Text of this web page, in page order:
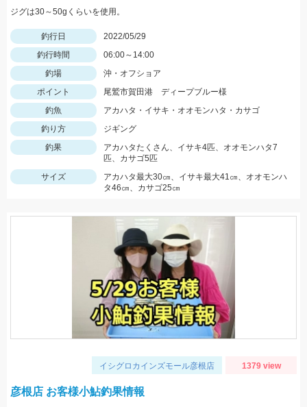
ジグは30～50gくらいを使用。
釣行日
2022/05/29
釣行時間
06:00～14:00
釣場
沖・オフショア
ポイント
尾鷲市賀田港 ディープブルー様
釣魚
アカハタ・イサキ・オオモンハタ・カサゴ
釣り方
ジギング
釣果
アカハタたくさん、イサキ4匹、オオモンハタ7
匹、カサゴ5匹
サイズ
アカハタ最大30㎝、イサキ最大41㎝、オオモンハ
タ46㎝、カサゴ25㎝
イシグロカインズモール彦根店 1379 view
彦根店 お客様小鮎釣果情報